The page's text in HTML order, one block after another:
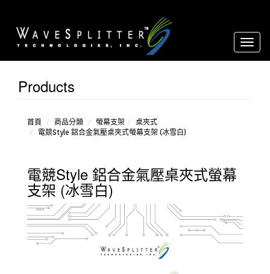
桌Products
首頁 商品分類 螢幕支架
桌夾式
電競Style 鋁合金氣壓桌夾式螢幕支架 (冰雪白)
電競Style 鋁合金氣壓桌夾式螢幕
支架 (冰雪白)